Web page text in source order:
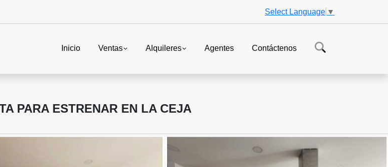
Select Language ▼
Inicio Ventas Alquileres Agentes Contáctenos
PARA ESTRENAR EN LA CEJA